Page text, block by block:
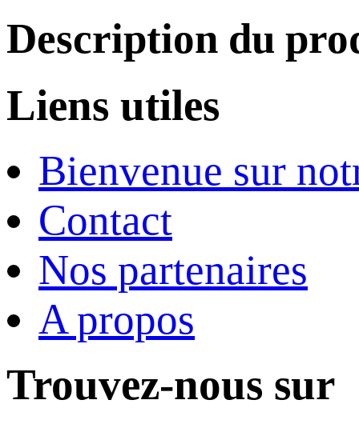
Description du
Liens utiles
Bienvenue sur
Contact
Nos partenaires
A propos
Trouvez-nous sur